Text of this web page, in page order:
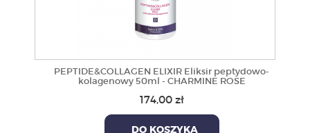
PEPTIDE&COLLAGEN ELIXIR Eliksir peptydowo-
kolagenowy 50ml - CHARMINE ROSE
174,00 zł
DO KOSZYKA